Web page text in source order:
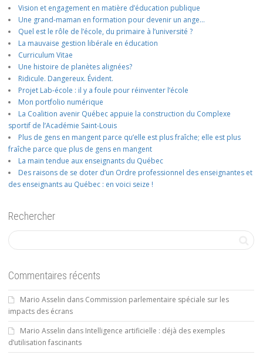
Vision et engagement en matière d’éducation publique
Une grand-maman en formation pour devenir un ange…
Quel est le rôle de l’école, du primaire à l’université ?
La mauvaise gestion libérale en éducation
Curriculum Vitae
Une histoire de planètes alignées?
Ridicule. Dangereux. Évident.
Projet Lab-école : il y a foule pour réinventer l’école
Mon portfolio numérique
La Coalition avenir Québec appuie la construction du Complexe
sportif de l’Académie Saint-Louis
Plus de gens en mangent parce qu’elle est plus fraîche; elle est plus
fraîche parce que plus de gens en mangent
La main tendue aux enseignants du Québec
Des raisons de se doter d’un Ordre professionnel des enseignantes et
des enseignants au Québec : en voici seize !
Rechercher
Commentaires récents
Mario Asselin dans Commission parlementaire spéciale sur les
impacts des écrans
Mario Asselin dans Intelligence artificielle : déjà des exemples
d’utilisation fascinants